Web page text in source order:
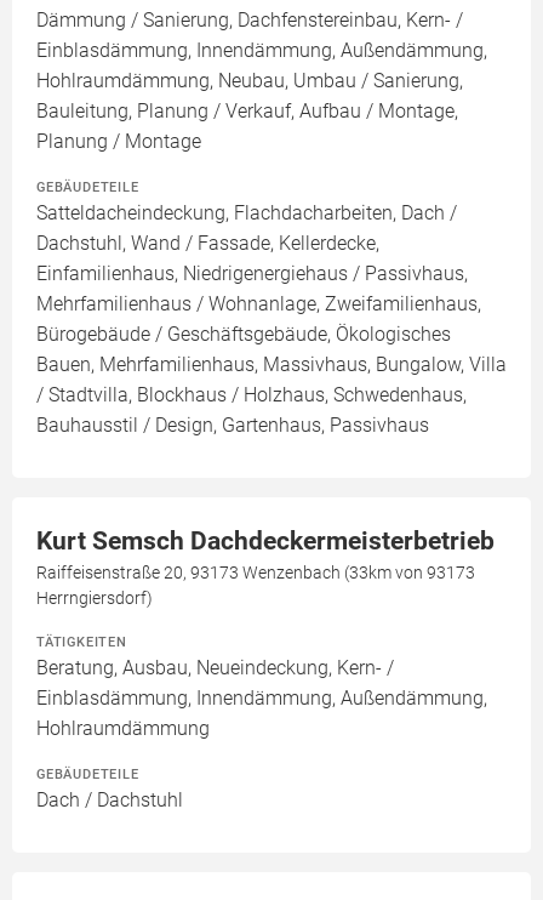
Dämmung / Sanierung, Dachfenstereinbau, Kern- /
Einblasdämmung, Innendämmung, Außendämmung,
Hohlraumdämmung, Neubau, Umbau / Sanierung,
Bauleitung, Planung / Verkauf, Aufbau / Montage,
Planung / Montage
GEBÄUDETEILE
Satteldacheindeckung, Flachdacharbeiten, Dach /
Dachstuhl, Wand / Fassade, Kellerdecke,
Einfamilienhaus, Niedrigenergiehaus / Passivhaus,
Mehrfamilienhaus / Wohnanlage, Zweifamilienhaus,
Bürogebäude / Geschäftsgebäude, Ökologisches
Bauen, Mehrfamilienhaus, Massivhaus, Bungalow, Villa
/ Stadtvilla, Blockhaus / Holzhaus, Schwedenhaus,
Bauhausstil / Design, Gartenhaus, Passivhaus
Kurt Semsch Dachdeckermeisterbetrieb
Raiffeisenstraße 20, 93173 Wenzenbach (33km von 93173
Herrngiersdorf)
TÄTIGKEITEN
Beratung, Ausbau, Neueindeckung, Kern- /
Einblasdämmung, Innendämmung, Außendämmung,
Hohlraumdämmung
GEBÄUDETEILE
Dach / Dachstuhl